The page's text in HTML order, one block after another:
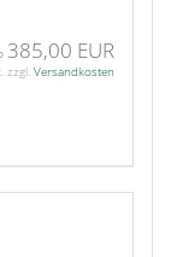
385,00 EUR
zzgl. Versandkosten